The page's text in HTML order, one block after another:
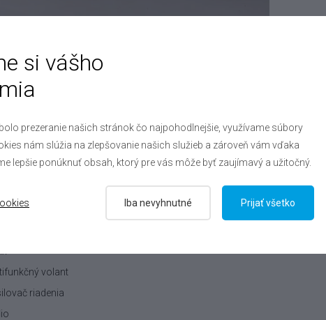
Extra Ostatné
štartovanie
volant
riadenia
si vášho
prezeranie našich stránok čo najpohodlnejšie, využívame súbory
nám slúžia na zlepšovanie našich služieb a zároveň vám vďaka
lepšie ponúknuť obsah, ktorý pre vás môže byť zaujímavý a užitočný.
Iba nevyhnutné Prijať všetko